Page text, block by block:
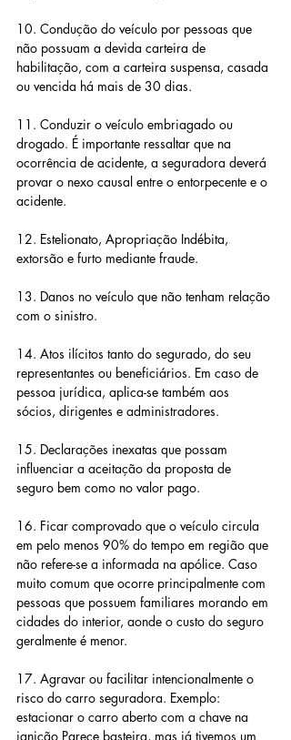
10. Condução do veículo por pessoas que
não possuam a devida carteira de
habilitação, com a carteira suspensa, casada
ou vencida há mais de 30 dias.
11. Conduzir o veículo embriagado ou
drogado. É importante ressaltar que na
ocorrência de acidente, a seguradora deverá
provar o nexo causal entre o entorpecente e o
acidente.
12. Estelionato, Apropriação Indébita,
extorsão e furto mediante fraude.
13. Danos no veículo que não tenham relação
com o sinistro.
14. Atos ilícitos tanto do segurado, do seu
representantes ou beneficiários. Em caso de
pessoa jurídica, aplica-se também aos
sócios, dirigentes e administradores.
15. Declarações inexatas que possam
influenciar a aceitação da proposta de
seguro bem como no valor pago.
16. Ficar comprovado que o veículo circula
em pelo menos 90% do tempo em região que
não refere-se a informada na apólice. Caso
muito comum que ocorre principalmente com
pessoas que possuem familiares morando em
cidades do interior, aonde o custo do seguro
geralmente é menor.
17. Agravar ou facilitar intencionalmente o
risco do carro seguradora. Exemplo:
estacionar o carro aberto com a chave na
ignição Parece basteira, mas já tivemos um